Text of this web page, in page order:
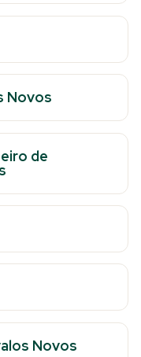
Novos
de
Novos